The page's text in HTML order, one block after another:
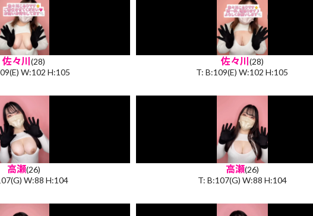
佐々川(28)
W:102 H:105
佐々川(28)
T: B:109(E) W:102 H:105
高瀬(26)
W:88 H:104
高瀬(26)
T: B:107(G) W:88 H:104